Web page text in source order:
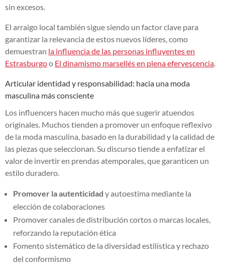
sin excesos.
El arraigo local también sigue siendo un factor clave para
garantizar la relevancia de estos nuevos líderes, como
demuestran la influencia de las personas influyentes en
Estrasburgoo El dinamismo marsellés en plena efervescencia
Articular identidad y responsabilidad: hacia una moda
masculina más consciente
Los influencers hacen mucho más que sugerir atuendos
originales. Muchos tienden a promover un enfoque reflexivo
de la moda masculina, basado en la durabilidad y la calidad de
las piezas que seleccionan. Su discurso tiende a enfatizar el
valor de invertir en prendas atemporales, que garanticen un
estilo duradero.
Promover la autenticidad y autoestima mediante la
elección de colaboraciones
Promover canales de distribución cortos o marcas locales,
reforzando la reputación ética
Fomento sistemático de la diversidad estilística y rechazo
del conformismo